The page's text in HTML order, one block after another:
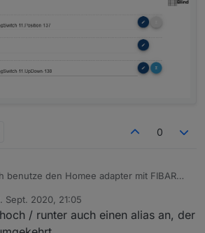
0
benutze den Homee adapter mit FIBARO
Sop habe ich mitlerweile
in dem ich ein Alias angelegt habe, das
Sept. 2020, 21:05
von
/ runter auch einen alias an, der